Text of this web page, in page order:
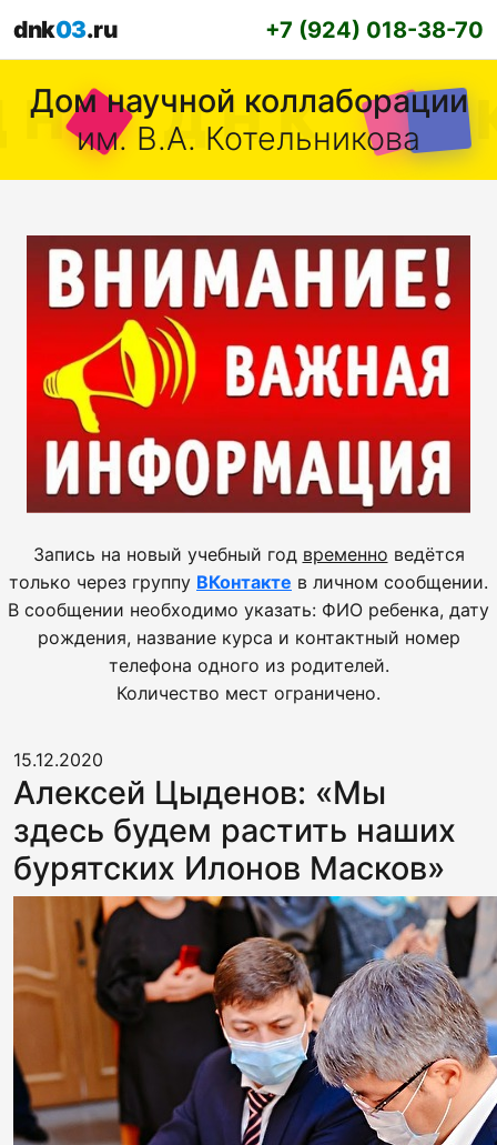
dnk03.ru +7 (924) 018-38-70
Дом научной коллаборации
им. В.А. Котельникова
Запись на новый учебный год временно ведётся
только через группу ВКонтакте в личном сообщении.
В сообщении необходимо указать: ФИО ребенка, дату
рождения, название курса и контактный номер
телефона одного из родителей.
Количество мест ограничено.
15.12.2020
Алексей Цыденов: «Мы
здесь будем растить наших
бурятских Илонов Масков»